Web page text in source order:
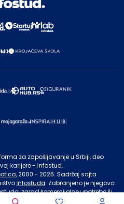
za zapošljavanje u Srbiji, deo
karijere - Infostud.
, 2000 - 2026. Sadržaj sajta
Infostuda. Zabranjeno je njegovo
, zarad komercijalne upotrebe ili
posetilaca sajta.